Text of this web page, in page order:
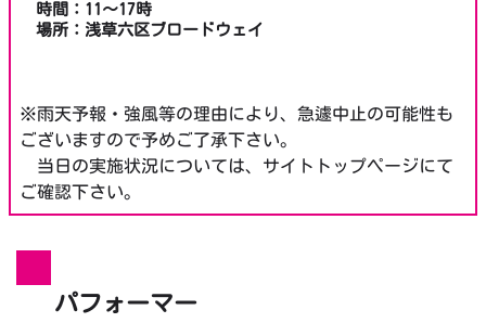
時間：11～17時
場所：浅草六区ブロードウェイ
※雨天予報・強風等の理由により、急遽中止の可能性も
ございますので予めご了承下さい。
当日の実施状況については、サイトトップページにて
ご確認下さい。
パフォーマー